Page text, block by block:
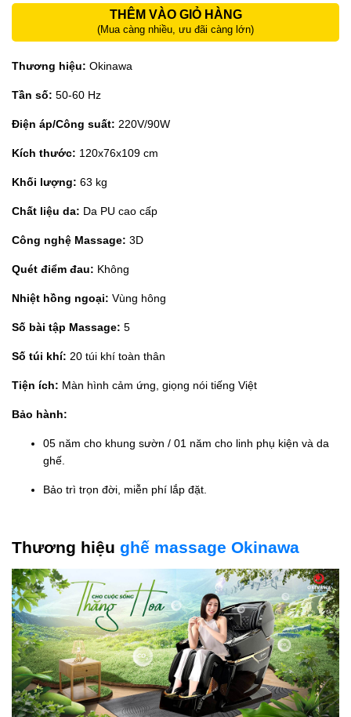
THÊM VÀO GIỎ HÀNG
(Mua càng nhiều, ưu đãi càng lớn)
Thương hiệu: Okinawa
Tần số: 50-60 Hz
Điện áp/Công suất: 220V/90W
Kích thước: 120x76x109 cm
Khối lượng: 63 kg
Chất liệu da: Da PU cao cấp
Công nghệ Massage: 3D
Quét điểm đau: Không
Nhiệt hồng ngoại: Vùng hông
Số bài tập Massage: 5
Số túi khí: 20 túi khí toàn thân
Tiện ích: Màn hình cảm ứng, giọng nói tiếng Việt
Bảo hành:
05 năm cho khung sườn / 01 năm cho linh phụ kiện và da
ghế.
Bảo trì trọn đời, miễn phí lắp đặt.
Thương hiệu ghế massage Okinawa